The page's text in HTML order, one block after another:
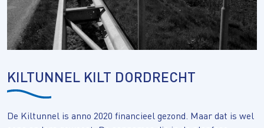
KILTUNNEL KILT DORDRECHT
De Kiltunnel is anno 2020 financieel gezond. Maar dat is wel